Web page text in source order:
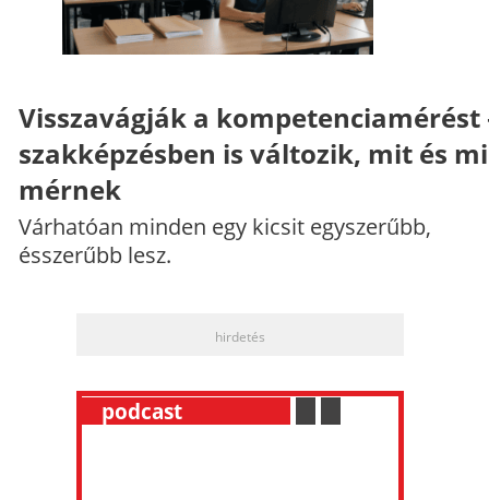
Visszavágják a kompetenciamérést
szakképzésben is változik, mit és
mérnek
Várhatóan minden egy kicsit egyszerűbb,
ésszerűbb lesz.
hirdetés
podcast